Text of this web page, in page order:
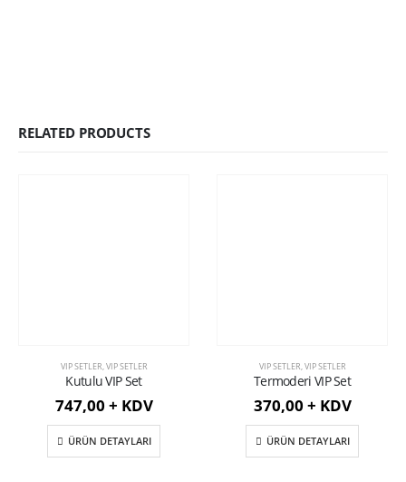
RELATED PRODUCTS
VIP SETLER,VIP SETLER
Kutulu VIP Set
747,00 + KDV
ÜRÜN DETAYLARI
VIP SETLER,VIP SETLER
Termoderi VIP Set
370,00 + KDV
ÜRÜN DETAYLARI